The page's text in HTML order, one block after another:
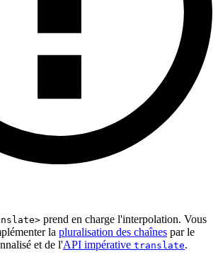
prend en charge l'interpolation. Vous
la pluralisation des chaînes par le
et de l'API impérative translate.